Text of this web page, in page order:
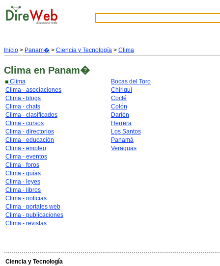
Inicio > Panam� > Ciencia y Tecnología > Clima
Clima en Panam�
Clima
Clima - asociaciones
Clima - blogs
Clima - chats
Clima - clasificados
Clima - cursos
Clima - directorios
Clima - educación
Clima - empleo
Clima - eventos
Clima - foros
Clima - guías
Clima - leyes
Clima - libros
Clima - noticias
Clima - portales web
Clima - publicaciones
Clima - revistas
Bocas del Toro
Chiriquí
Coclé
Colón
Darién
Herrera
Los Santos
Panamá
Veraguas
Ciencia y Tecnología